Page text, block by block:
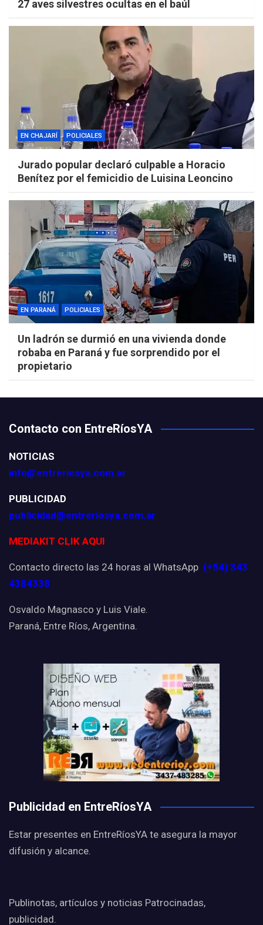
27 aves silvestres ocultas en el baúl
EN CHAJARÍ POLICIALES
Jurado popular declaró culpable a Horacio
Benítez por el femicidio de Luisina Leoncino
EN PARANÁ POLICIALES
Un ladrón se durmió en una vivienda donde
robaba en Paraná y fue sorprendido por el
propietario
Contacto con EntreRíosYA
NOTICIAS
info@entreriosya.com.ar
PUBLICIDAD
publicidad@entreriosya.com.ar
MEDIAKIT CLIK AQUI
Contacto directo las 24 horas al WhatsApp (+54) 343
4384338
Osvaldo Magnasco y Luis Viale.
Paraná, Entre Ríos, Argentina.
Publicidad en EntreRíosYA
Estar presentes en EntreRíosYA te asegura la mayor
difusión y alcance.
Publinotas, artículos y noticias Patrocinadas,
publicidad.